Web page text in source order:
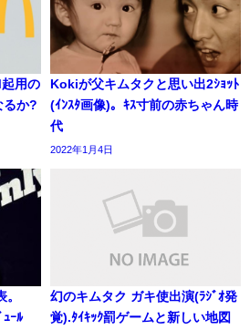
用の
るか?
Kokiが父キムタクと思い出2ｼｮｯﾄ
(ｲﾝｽﾀ画像)。ｷｽ寸前の赤ちゃん時
代
2022年1月4日
ｰﾙ
幻のキムタク ガキ使出演(ﾗｼﾞｵ発
覚).ﾀｲｷｯｸ罰ゲームと新しい地図